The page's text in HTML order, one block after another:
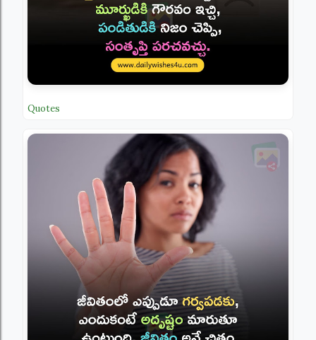
Quotes